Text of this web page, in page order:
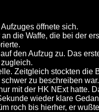
öffnete sich.
die Waffe, die bei der
den Aufzug zu. Das
Zeitgleich stockten die
zu beschreiben
mit der HK NExt hatte.
wieder klare
roch bis hierher, er